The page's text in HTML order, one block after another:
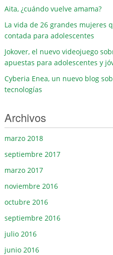
Aita, ¿cuándo vuelve amama?
La vida de 26 grandes mujeres
contada para adolescentes
Jokover, el nuevo videojuego
apuestas para adolescentes y
Cyberia Enea, un nuevo blog
tecnologías
Archivos
marzo 2018
septiembre 2017
marzo 2017
noviembre 2016
octubre 2016
septiembre 2016
julio 2016
junio 2016